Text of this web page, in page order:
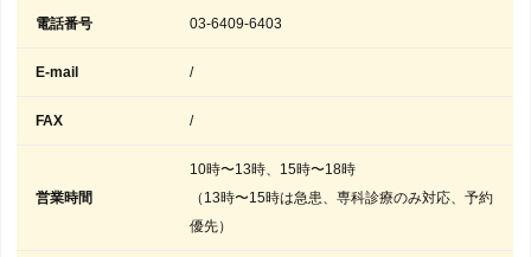
電話番号 03-6409-6403
E-mail /
FAX /
営業時間
10時〜13時、15時〜18時
（13時〜15時は急患、専科診療のみ対応、予約
優先）